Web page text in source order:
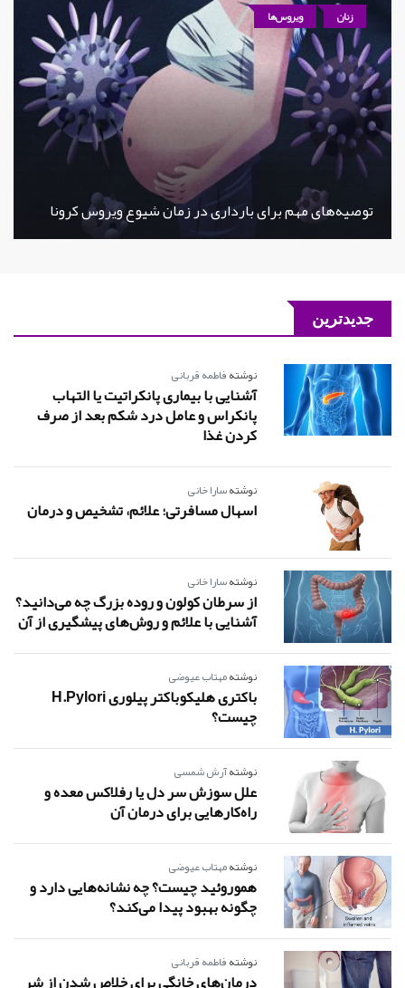
زنان ویروس‌ها
توصیه‌های مهم برای بارداری در زمان شیوع ویروس کرونا
جدیدترین
نوشتهفاطمه قربانی
آشنایی با بیماری پانکراتیت یا التهاب
پانکراس و عامل درد شکم بعد از صرف
کردن غذا
نوشتهسارا خانی
اسهال مسافرتی؛ علائم، تشخیص و درمان
نوشتهسارا خانی
از سرطان کولون و روده بزرگ چه می‌دانید؟
آشنایی با علائم و روش‌های پیشگیری از آن
نوشتهمهتاب عیوضی
باکتری هلیکوباکتر پیلوری H.pylori
چیست؟
نوشتهآرش شمسی
علل سوزش سر دل یا رفلاکس معده و
راه‌کارهایی برای درمان آن
نوشتهمهتاب عیوضی
هموروئید چیست؟ چه نشانه‌هایی دارد و
چگونه بهبود پیدا می‌کند؟
نوشتهفاطمه قربانی